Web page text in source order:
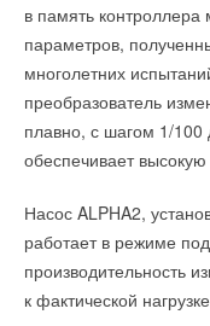
в память
параметров,
многолетних
преобразователь
плавно, с шагом 1/100
обеспечивает высокую
Насос ALPHA2,
работает в режиме
производительность
к фактической